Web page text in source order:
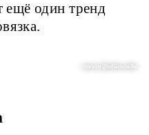
ещё один тренд
соцсети @sofiamcoelho